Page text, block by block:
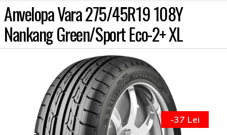
Anvelopa Vara 275/45R19 108Y
Nankang Green/Sport Eco-2+ XL
-37 Lei